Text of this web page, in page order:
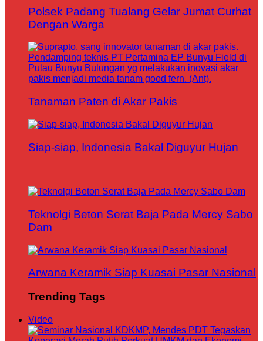
Polsek Padang Tualang Gelar Jumat Curhat
Dengan Warga
Tanaman Paten di Akar Pakis
Siap-siap, Indonesia Bakal Diguyur Hujan
Teknolgi Beton Serat Baja Pada Mercy Sabo
Dam
Arwana Keramik Siap Kuasai Pasar Nasional
Trending Tags
Video